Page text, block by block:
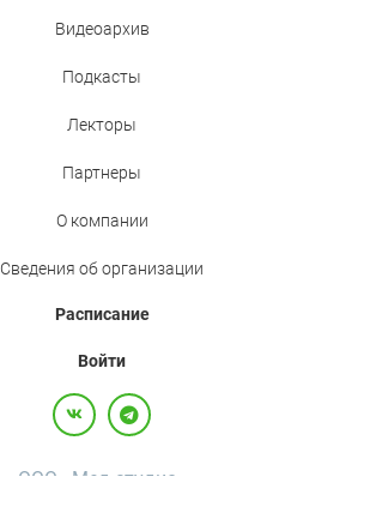
Видеоархив
Подкасты
Лекторы
Партнеры
О компании
Сведения об организации
Расписание
Войти
ООО «Мед.студио»